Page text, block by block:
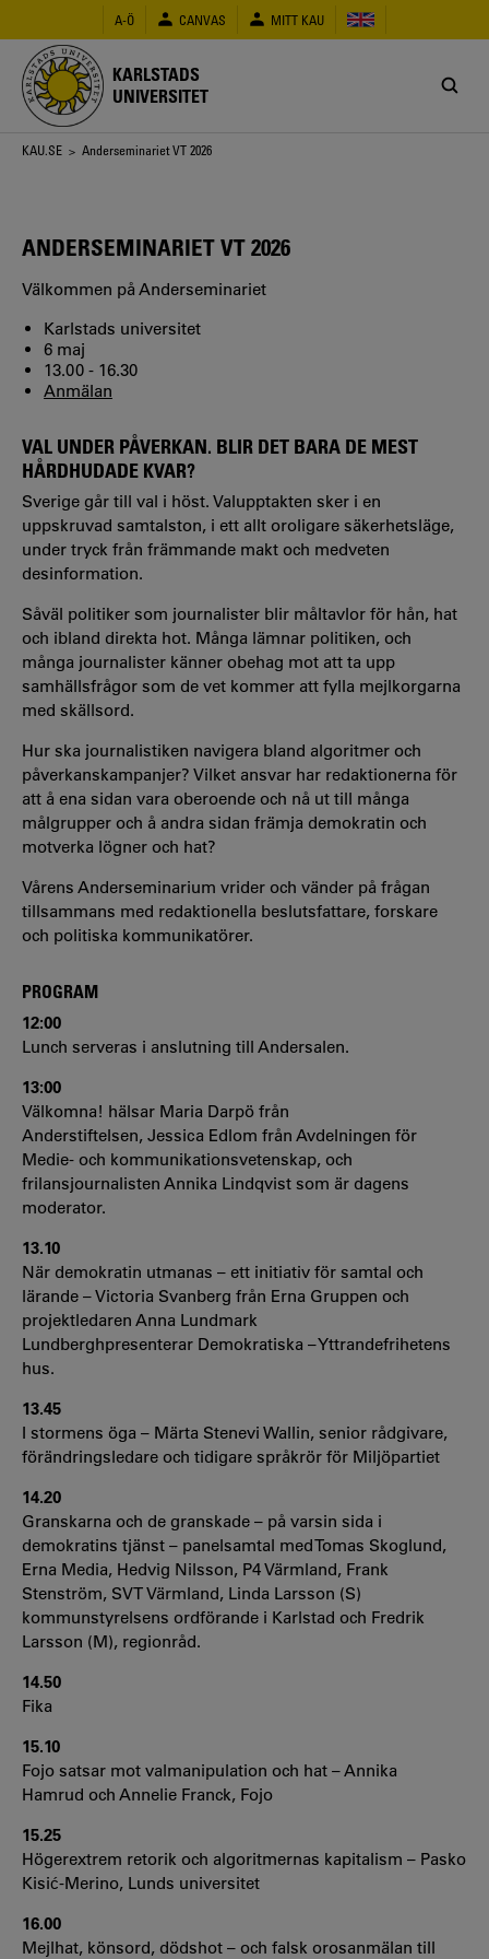
huvudinnehåll
A-Ö CANVAS MITT KAU
KARLSTADS
UNIVERSITET
Länkstig
KAU.SE > Anderseminariet VT 2026
ANDERSEMINARIET VT 2026
Välkommen på Anderseminariet
Karlstads universitet
6 maj
13.00 - 16.30
Anmälan
VAL UNDER PÅVERKAN. BLIR DET BARA DE MEST
HÅRDHUDADE KVAR?
Sverige går till val i höst. Valupptakten sker i en
uppskruvad samtalston, i ett allt oroligare säkerhetsläge,
under tryck från främmande makt och medveten
desinformation.
Såväl politiker som journalister blir måltavlor för hån, hat
och ibland direkta hot. Många lämnar politiken, och
många journalister känner obehag mot att ta upp
samhällsfrågor som de vet kommer att fylla mejlkorgarna
med skällsord.
Hur ska journalistiken navigera bland algoritmer och
påverkanskampanjer? Vilket ansvar har redaktionerna för
att å ena sidan vara oberoende och nå ut till många
målgrupper och å andra sidan främja demokratin och
motverka lögner och hat?
Vårens Anderseminarium vrider och vänder på frågan
tillsammans med redaktionella beslutsfattare, forskare
och politiska kommunikatörer.
PROGRAM
12:00
Lunch serveras i anslutning till Andersalen.
13:00
Välkomna! hälsar Maria Darpö från
Anderstiftelsen, Jessica Edlom från Avdelningen för
Medie- och kommunikationsvetenskap, och
frilansjournalisten Annika Lindqvist som är dagens
moderator.
13.10
När demokratin utmanas – ett initiativ för samtal och
lärande – Victoria Svanberg från Erna Gruppen och
projektledaren Anna Lundmark
Lundberghpresenterar Demokratiska – Yttrandefrihetens
hus.
13.45
I stormens öga – Märta Stenevi Wallin, senior rådgivare,
förändringsledare och tidigare språkrör för Miljöpartiet
14.20
Granskarna och de granskade – på varsin sida i
demokratins tjänst – panelsamtal med Tomas Skoglund,
Erna Media, Hedvig Nilsson, P4 Värmland, Frank
Stenström, SVT Värmland, Linda Larsson (S)
kommunstyrelsens ordförande i Karlstad och Fredrik
Larsson (M), regionråd.
14.50
Fika
15.10
Fojo satsar mot valmanipulation och hat – Annika
Hamrud och Annelie Franck, Fojo
15.25
Högerextrem retorik och algoritmernas kapitalism – Pasko
Kisić-Merino, Lunds universitet
16.00
Mejlhat, könsord, dödshot – och falsk orosanmälan till